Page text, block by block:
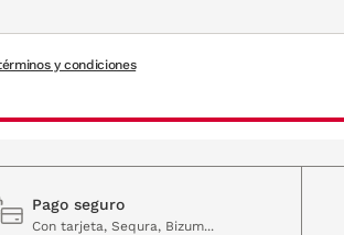
y condiciones
Pago seguro
Con tarjeta, Sequra, Bizum...